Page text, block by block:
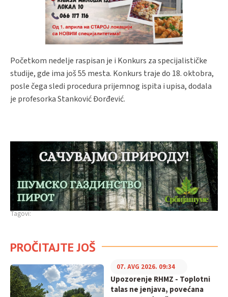
Početkom nedelje raspisan je i Konkurs za specijalističke
studije, gde ima još 55 mesta. Konkurs traje do 18. oktobra,
posle čega sledi procedura prijemnog ispita i upisa, dodala
je profesorka Stanković Đorđević.
Tagovi:
PROČITAJTE JOŠ
Upozorenje RHMZ - Toplotni
talas ne jenjava, povećana
07. AVG 2026. 09:34